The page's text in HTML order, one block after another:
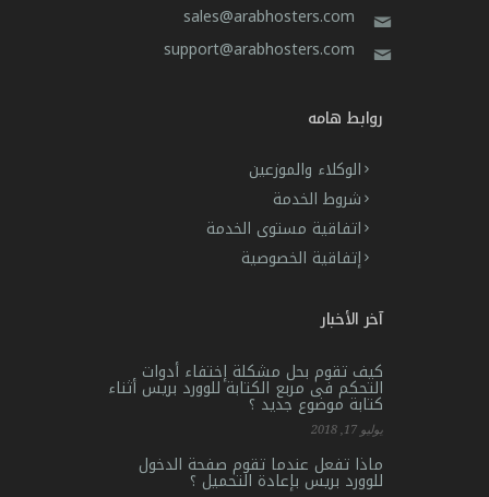
sales@arabhosters.com
support@arabhosters.com
روابط هامه
الوكلاء والموزعين
شروط الخدمة
اتفاقية مستوى الخدمة
إتفاقية الخصوصية
آخر الأخبار
كيف تقوم بحل مشكلة إختفاء أدوات
التحكم فى مربع الكتابة للوورد بريس أثناء
كتابة موضوع جديد ؟
يوليو 17, 2018
ماذا تفعل عندما تقوم صفحة الدخول
للوورد بريس بإعادة التحميل ؟